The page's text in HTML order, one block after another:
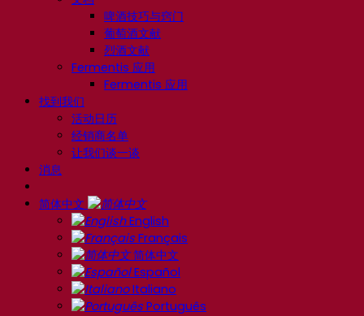
啤酒技巧与窍门
葡萄酒文献
烈酒文献
Fermentis 应用
Fermentis 应用
找到我们
活动日历
经销商名单
让我们谈一谈
消息
简体中文
English
Français
简体中文
Español
Italiano
Português